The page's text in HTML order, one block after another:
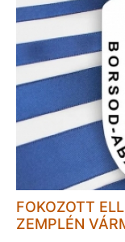
FOKOZOTT
ZEMPLÉN